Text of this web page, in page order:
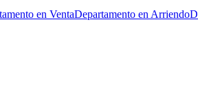
en VentaDepartamento en Arriendo